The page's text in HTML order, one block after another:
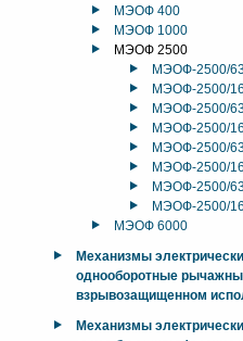
МЭОФ 400
МЭОФ 1000
МЭОФ 2500
МЭОФ-2500/
МЭОФ-2500/
МЭОФ-2500/
МЭОФ-2500/
МЭОФ-2500/
МЭОФ-2500/
МЭОФ-2500/
МЭОФ-2500/
МЭОФ 6000
Механизмы
однооборотные
взрывозащищенном
Механизмы